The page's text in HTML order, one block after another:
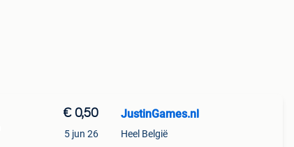
€ 0,50
5 jun 26
JustinGames.nl
Heel België